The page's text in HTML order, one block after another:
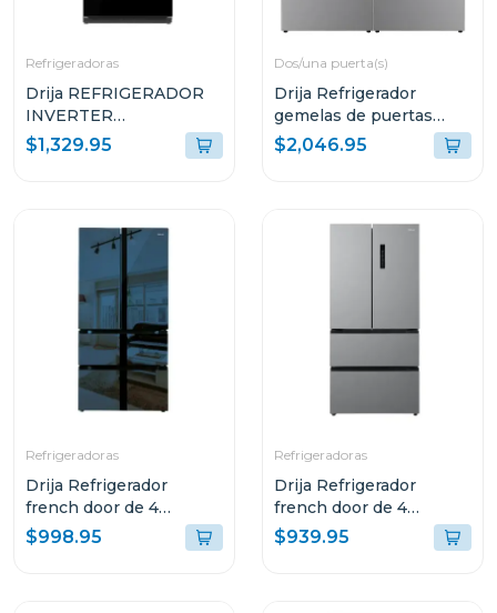
Refrigeradoras
Drija REFRIGERADOR
INVERTER
EMPOTRABLE DE
18.1P³ ULTRA FAST
$1,329.95
Dos/una puerta(s)
Drija Refrigerador
gemelas de puertas
francesas de 36cuft
$2,046.95
Refrigeradoras
Drija Refrigerador
french door de 4
puertas 18cuft inverter
diseño espejo azul
$998.95
Refrigeradoras
Drija Refrigerador
french door de 4
puertas 18cuft inverter
color acero
$939.95